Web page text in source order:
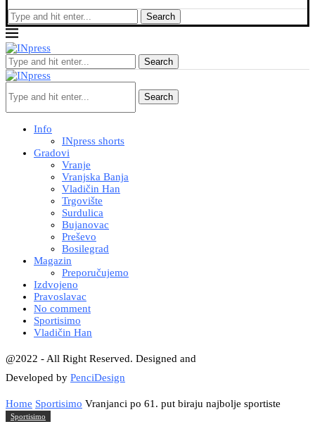
Search
Search
Search
Info
INpress shorts
Gradovi
Vranje
Vranjska Banja
Vladičin Han
Trgovište
Surdulica
Bujanovac
Preševo
Bosilegrad
Magazin
Preporučujemo
Izdvojeno
Pravoslavac
No comment
Sportisimo
Vladičin Han
@2022 - All Right Reserved. Designed and
Developed by PenciDesign
Home Sportisimo Vranjanci po 61. put biraju najbolje sportiste
Sportisimo